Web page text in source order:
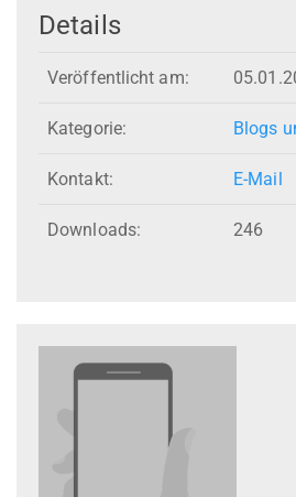
Details
Veröffentlicht am:
Kategorie: Blogs
Kontakt: E-Mail
Downloads: 246